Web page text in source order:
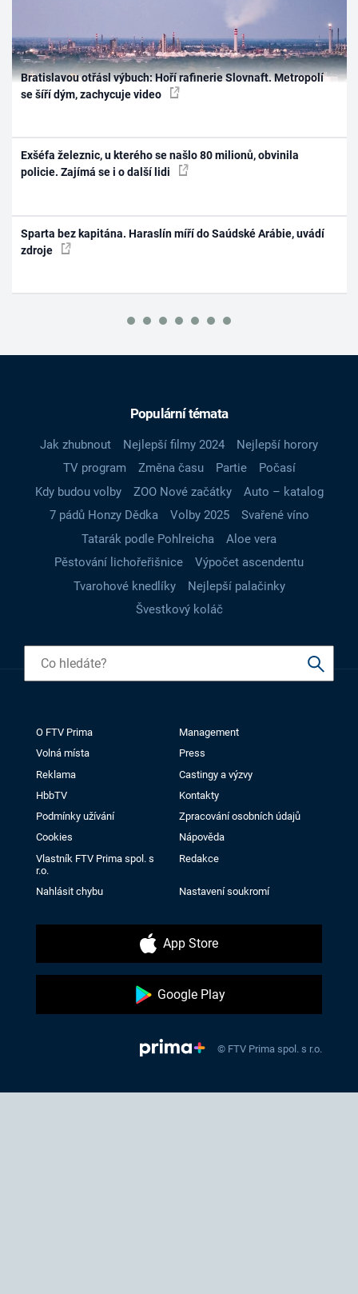
Bratislavou otřásl výbuch: Hoří rafinerie Slovnaft. Metropolí
se šíří dým, zachycuje video
Exšéfa železnic, u kterého se našlo 80 milionů, obvinila
policie. Zajímá se i o další lidi
Sparta bez kapitána. Haraslín míří do Saúdské Arábie, uvádí
zdroje
Populární témata
Jak zhubnout Nejlepší filmy 2024
Nejlepší horory
TV program
Změna času Partie
Počasí
Kdy budou volby
ZOO Nové začátky
Auto – katalog
7 pádů Honzy Dědka
Volby 2025
Svařené víno
Tatarák podle Pohlreicha
Aloe vera
Pěstování lichořeřišnice
Výpočet ascendentu
Tvarohové knedlíky
Nejlepší palačinky
Švestkový koláč
O FTV Prima
Management
Volná místa
Press
Reklama
Castingy a výzvy
HbbTV
Kontakty
Podmínky užívání
Zpracování osobních údajů
Cookies
Nápověda
Vlastník FTV Prima spol. s
r.o.
Redakce
Nahlásit chybu Nastavení soukromí
App Store
Google Play
© FTV Prima spol. s r.o.